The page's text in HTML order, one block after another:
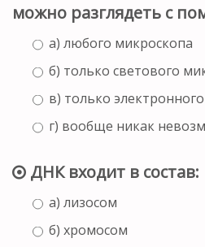
можно разглядеть с
а) любого микроскопа
б) только светового
в) только
г) вообще никак
ДНК входит в состав:
а) лизосом
б) хромосом